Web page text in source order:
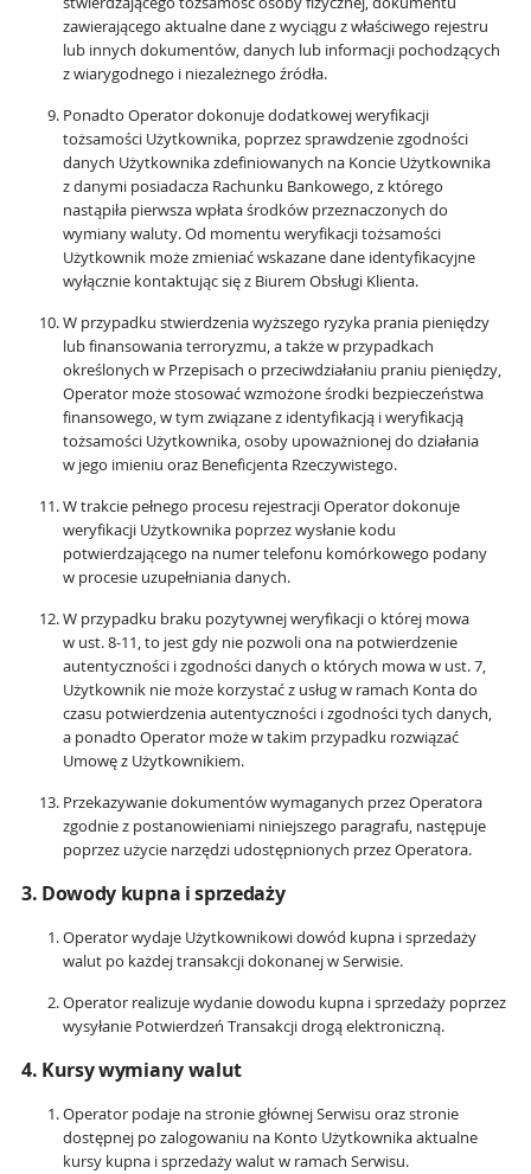
zawierającego aktualne dane z wyciągu z właściwego rejestru
lub innych dokumentów, danych lub informacji pochodzących
z wiarygodnego i niezależnego źródła.
Ponadto Operator dokonuje dodatkowej weryfikacji
tożsamości Użytkownika, poprzez sprawdzenie zgodności
danych Użytkownika zdefiniowanych na Koncie Użytkownika
z danymi posiadacza Rachunku Bankowego, z którego
nastąpiła pierwsza wpłata środków przeznaczonych do
wymiany waluty. Od momentu weryfikacji tożsamości
Użytkownik może zmieniać wskazane dane identyfikacyjne
wyłącznie kontaktując się z Biurem Obsługi Klienta.
W przypadku stwierdzenia wyższego ryzyka prania pieniędzy
lub finansowania terroryzmu, a także w przypadkach
określonych w Przepisach o przeciwdziałaniu praniu pieniędzy,
Operator może stosować wzmożone środki bezpieczeństwa
finansowego, w tym związane z identyfikacją i weryfikacją
tożsamości Użytkownika, osoby upoważnionej do działania
w jego imieniu oraz Beneficjenta Rzeczywistego.
W trakcie pełnego procesu rejestracji Operator dokonuje
weryfikacji Użytkownika poprzez wysłanie kodu
potwierdzającego na numer telefonu komórkowego podany
w procesie uzupełniania danych.
W przypadku braku pozytywnej weryfikacji o której mowa
w ust. 8-11, to jest gdy nie pozwoli ona na potwierdzenie
autentyczności i zgodności danych o których mowa w ust. 7,
Użytkownik nie może korzystać z usług w ramach Konta do
czasu potwierdzenia autentyczności i zgodności tych danych,
a ponadto Operator może w takim przypadku rozwiązać
Umowę z Użytkownikiem.
Przekazywanie dokumentów wymaganych przez Operatora
zgodnie z postanowieniami niniejszego paragrafu, następuje
poprzez użycie narzędzi udostępnionych przez Operatora.
3. Dowody kupna i sprzedaży
Operator wydaje Użytkownikowi dowód kupna i sprzedaży
walut po każdej transakcji dokonanej w Serwisie.
Operator realizuje wydanie dowodu kupna i sprzedaży poprzez
wysyłanie Potwierdzeń Transakcji drogą elektroniczną.
4. Kursy wymiany walut
Operator podaje na stronie głównej Serwisu oraz stronie
dostępnej po zalogowaniu na Konto Użytkownika aktualne
kursy kupna i sprzedaży walut w ramach Serwisu.